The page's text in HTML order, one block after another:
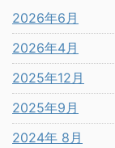
2026年6月
2026年4月
2025年12月
2025年9月
2024年 8月